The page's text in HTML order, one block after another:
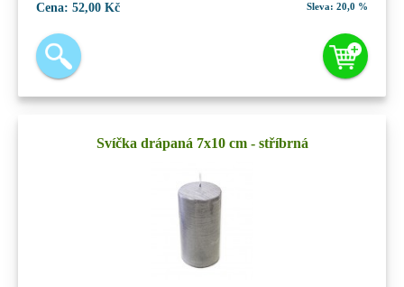
Cena: 52,00 Kč Sleva: 20,0 %
Svíčka drápaná 7x10 cm - stříbrná